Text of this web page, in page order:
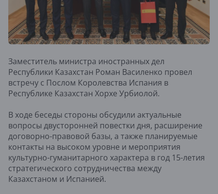
Заместитель министра иностранных дел
Республики Казахстан Роман Василенко провел
встречу с Послом Королевства Испания в
Республике Казахстан Хорхе Урбиолой.
В ходе беседы стороны обсудили актуальные
вопросы двусторонней повестки дня, расширение
договорно-правовой базы, а также планируемые
контакты на высоком уровне и мероприятия
культурно-гуманитарного характера в год 15-летия
стратегического сотрудничества между
Казахстаном и Испанией.